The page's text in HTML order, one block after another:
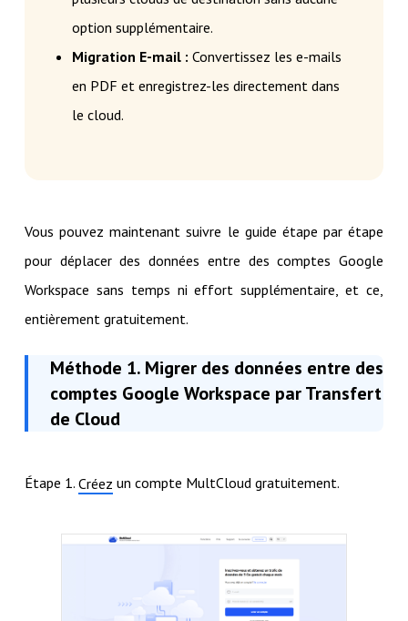
option supplémentaire.
Migration E-mail : Convertissez les e-mails
en PDF et enregistrez-les directement dans
le cloud.
Vous pouvez maintenant suivre le guide étape par étape
pour déplacer des données entre des comptes Google
Workspace sans temps ni effort supplémentaire, et ce,
entièrement gratuitement.
Méthode 1. Migrer des données entre des
comptes Google Workspace par Transfert
de Cloud
Étape 1. Créez un compte MultCloud gratuitement.